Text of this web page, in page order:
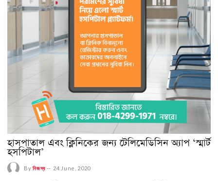
হাসপাতাল এবং ক্লিনিকের জন্য টেলিমেডিসিন অ্যাপ ‘স্মার্ট
হসপিটাল’
Byনিজস্ব-- 24 June, 2020